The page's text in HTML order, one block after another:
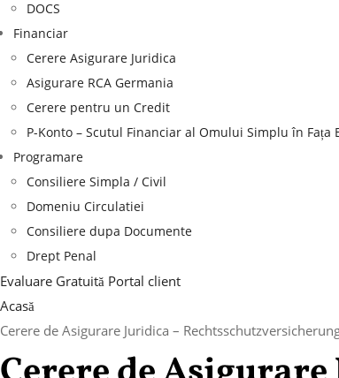
DOCS
Financiar
Cerere Asigurare Juridica
Asigurare RCA Germania
Cerere pentru un Credit
P-Konto – Scutul Financiar al Omului Simplu în Fața
Programare
Consiliere Simpla / Civil
Domeniu Circulatiei
Consiliere dupa Documente
Drept Penal
Evaluare Gratuită Portal client
Acasă
Cerere de Asigurare Juridica –